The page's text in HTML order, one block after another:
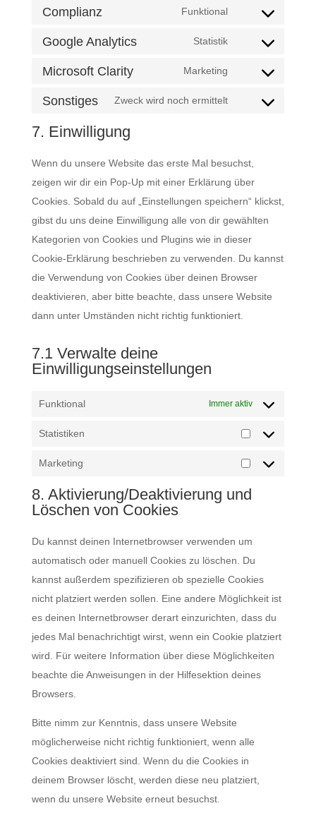
wordpress
Complianz Funktional
Consent
complianz
Google Analytics Statistik
Consent
google-
Microsoft Clarity Marketing
Consent
Sonstiges Zweck wird noch ermittelt
Consent
sonstiges
7. Einwilligung
Wenn du unsere Website das erste Mal besuchst,
zeigen wir dir ein Pop-Up mit einer Erklärung über
Cookies. Sobald du auf „Einstellungen speichern“ klickst,
gibst du uns deine Einwilligung alle von dir gewählten
Kategorien von Cookies und Plugins wie in dieser
Cookie-Erklärung beschrieben zu verwenden. Du kannst
die Verwendung von Cookies über deinen Browser
deaktivieren, aber bitte beachte, dass unsere Website
dann unter Umständen nicht richtig funktioniert.
7.1 Verwalte deine
Einwilligungseinstellungen
Funktional Immer aktiv
Statistiken
Statistiken
Marketing
Marketing
8. Aktivierung/Deaktivierung und
Löschen von Cookies
Du kannst deinen Internetbrowser verwenden um
automatisch oder manuell Cookies zu löschen. Du
kannst außerdem spezifizieren ob spezielle Cookies
nicht platziert werden sollen. Eine andere Möglichkeit ist
es deinen Internetbrowser derart einzurichten, dass du
jedes Mal benachrichtigt wirst, wenn ein Cookie platziert
wird. Für weitere Information über diese Möglichkeiten
beachte die Anweisungen in der Hilfesektion deines
Browsers.
Bitte nimm zur Kenntnis, dass unsere Website
möglicherweise nicht richtig funktioniert, wenn alle
Cookies deaktiviert sind. Wenn du die Cookies in
deinem Browser löscht, werden diese neu platziert,
wenn du unsere Website erneut besuchst.